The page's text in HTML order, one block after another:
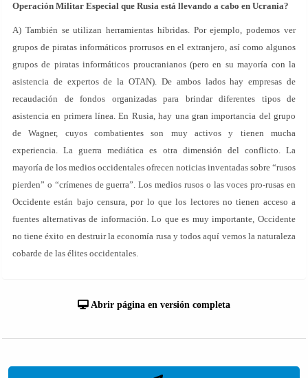
Operación Militar Especial que Rusia está llevando a cabo en Ucrania?
A) También se utilizan herramientas híbridas. Por ejemplo, podemos ver
grupos de piratas informáticos prorrusos en el extranjero, así como algunos
grupos de piratas informáticos proucranianos (pero en su mayoría con la
asistencia de expertos de la OTAN). De ambos lados hay empresas de
recaudación de fondos organizadas para brindar diferentes tipos de
asistencia en primera línea. En Rusia, hay una gran importancia del grupo
de Wagner, cuyos combatientes son muy activos y tienen mucha
experiencia. La guerra mediática es otra dimensión del conflicto. La
mayoría de los medios occidentales ofrecen noticias inventadas sobre “rusos
pierden” o “crímenes de guerra”. Los medios rusos o las voces pro-rusas en
Occidente están bajo censura, por lo que los lectores no tienen acceso a
fuentes alternativas de información. Lo que es muy importante, Occidente
no tiene éxito en destruir la economía rusa y todos aquí vemos la naturaleza
cobarde de las élites occidentales.
Abrir página en versión completa